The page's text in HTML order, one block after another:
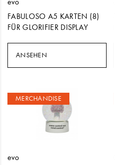
FABULOSO A5 KARTEN (8)
FÜR GLORIFIER DISPLAY
ANSEHEN
MERCHANDISE
evo